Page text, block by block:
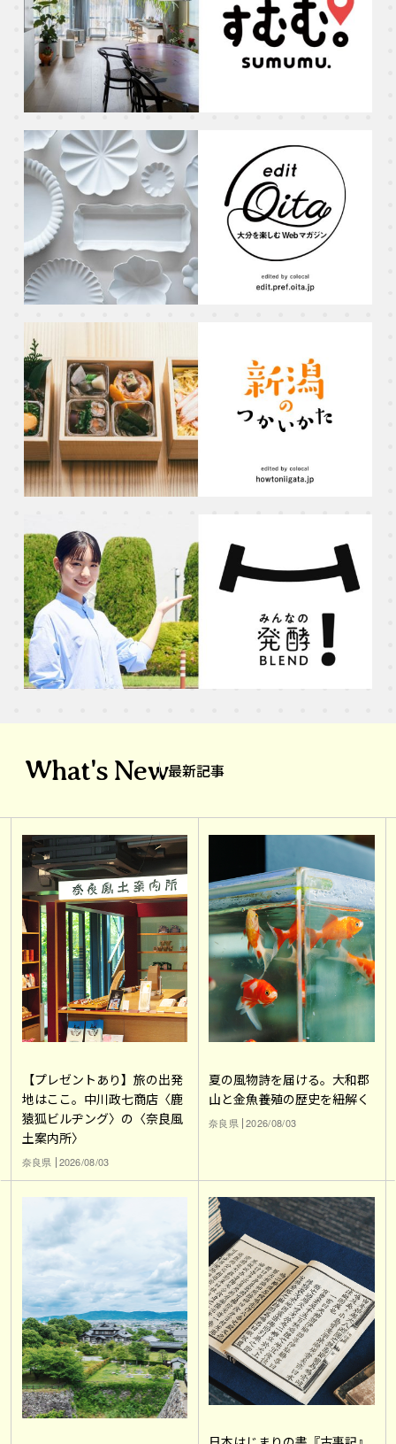
What's New最新記事
【プレゼントあり】旅の出発
地はここ。中川政七商店〈鹿
猿狐ビルヂング〉の〈奈良風
土案内所〉
奈良県 2026/08/03
夏の風物詩を届ける。大和郡
山と金魚養殖の歴史を紐解く
奈良県 2026/08/03